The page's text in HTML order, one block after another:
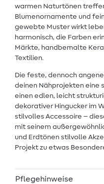
warmen Naturtönen
Blumenornamente und
gewebte Muster wirkt
harmonisch, die Farben
Märkte, handbemalte
Textilien.
Die feste, dennoch
deinen Nähprojekten eine
einen edlen, leicht
dekorativer Hingucker im
stilvolles Accessoire –
mit seinem
und Erdtönen stilvolle
Projekt zu etwas
Pflegehinweise